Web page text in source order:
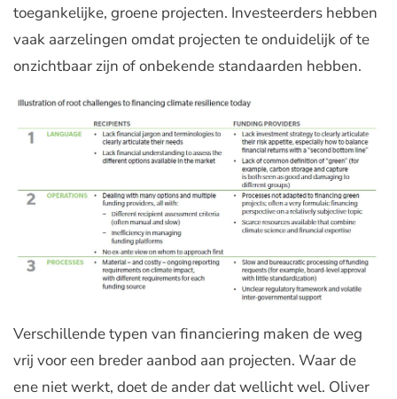
toegankelijke, groene projecten. Investeerders hebben
vaak aarzelingen omdat projecten te onduidelijk of te
onzichtbaar zijn of onbekende standaarden hebben.
Verschillende typen van financiering maken de weg
vrij voor een breder aanbod aan projecten. Waar de
ene niet werkt, doet de ander dat wellicht wel. Oliver